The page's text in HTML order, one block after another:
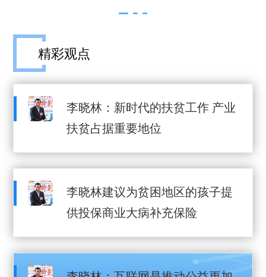
精彩观点
李晓林：新时代的扶贫工作 产业
扶贫占据重要地位
李晓林建议为贫困地区的孩子提
供投保商业大病补充保险